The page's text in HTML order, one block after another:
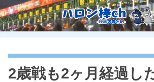
2歳戦も2ヶ月経過し